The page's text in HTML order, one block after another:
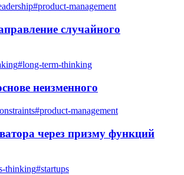
#product-management
случайного
#long-term-thinking
неизменного
#product-management
через призму функций
thinking#startups